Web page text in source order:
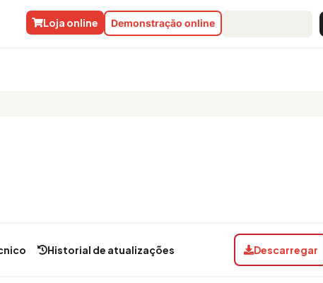
Search
...
Demonstração online
Loja online
Historial de atualizações Descarregar